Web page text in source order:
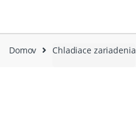
Domov Chladiace zariadenia